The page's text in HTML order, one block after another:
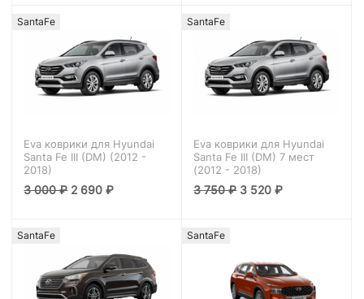
SantaFe
Eva коврики для Hyundai
Santa Fe III (DM) (2012 -
2018)
3 000₽ 2 690₽
SantaFe
Eva коврики для Hyundai
Santa Fe III (DM) 7 мест
(2012 - 2018)
3 750₽ 3 520₽
SantaFe SantaFe